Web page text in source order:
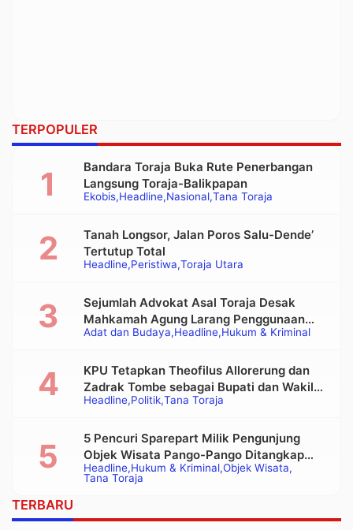
TERPOPULER
Ekobis Headline Nasional Tana Toraja
Bandara Toraja Buka Rute Penerbangan
Langsung Toraja-Balikpapan
Headline Peristiwa Toraja Utara
Tanah Longsor, Jalan Poros Salu-Dende’
Tertutup Total
Adat dan Budaya Headline Hukum & Kriminal
Sejumlah Advokat Asal Toraja Desak
Mahkamah Agung Larang Penggunaan
Alat Berat pada Eksekusi Rumah Adat
Headline Politik Tana Toraja
KPU Tetapkan Theofilus Allorerung dan
Zadrak Tombe sebagai Bupati dan Wakil
Bupati Tana Toraja Terpilih
Headline Hukum & Kriminal Objek Wisata
Tana Toraja
5 Pencuri Sparepart Milik Pengunjung
Objek Wisata Pango-Pango Ditangkap
Polisi
TERBARU